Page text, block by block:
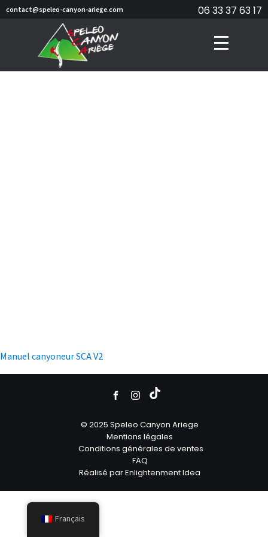
contact@speleo-canyon-ariege.com 06 33 37 63 17
Manuel canyoneur SCA V2
© 2025 Speleo Canyon Ariege
Mentions légales
Conditions générales de ventes
FAQ
Réalisé par Enlightenment Idea
Français